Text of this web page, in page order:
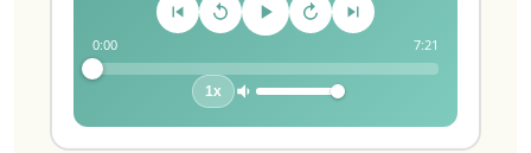
0:00 7:21
1x